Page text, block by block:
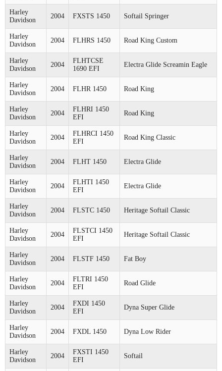
Harley
Davidson
2004 FXSTS 1450 Softail Springer
Harley
Davidson
2004 FLHRS 1450 Road King Custom
Harley
Davidson
2004
FLHTCSE
1690 EFI
Electra Glide Screamin Eagle
Harley
Davidson
2004 FLHR 1450 Road King
Harley
Davidson
2004
FLHRI 1450
EFI
Road King
Harley
Davidson
2004
FLHRCI 1450
EFI
Road King Classic
Harley
Davidson
2004 FLHT 1450 Electra Glide
Harley
Davidson
2004
FLHTI 1450
EFI
Electra Glide
Harley
Davidson
2004 FLSTC 1450 Heritage Softail Classic
Harley
Davidson
2004
FLSTCI 1450
EFI
Heritage Softail Classic
Harley
Davidson
2004 FLSTF 1450 Fat Boy
Harley
Davidson
2004
FLTRI 1450
EFI
Road Glide
Harley
Davidson
2004
FXDI 1450
EFI
Dyna Super Glide
Harley
Davidson
2004 FXDL 1450 Dyna Low Rider
Harley
Davidson
2004
FXSTI 1450
EFI
Softail